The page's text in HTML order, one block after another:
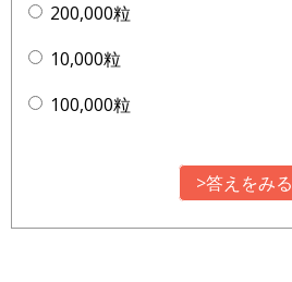
200,000粒
10,000粒
100,000粒
>答えをみる